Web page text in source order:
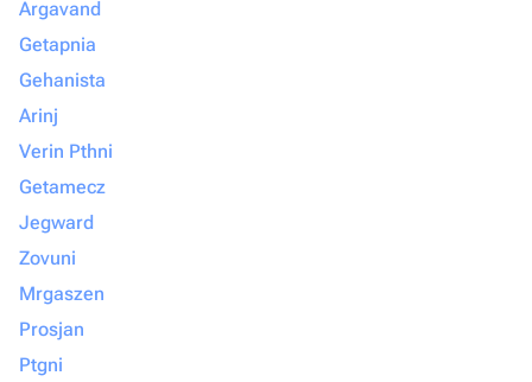
Argavand
Getapnia
Gehanista
Arinj
Verin Pthni
Getamecz
Jegward
Zovuni
Mrgaszen
Prosjan
Ptgni